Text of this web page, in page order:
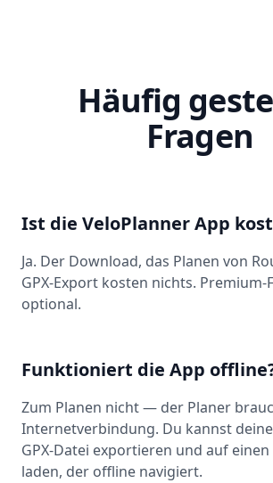
Häufig
Fragen
Ist die VeloPlanner App
Ja. Der Download, das Planen von
GPX-Export kosten nichts.
optional.
Funktioniert die App
Zum Planen nicht — der Planer
Internetverbindung. Du kannst
GPX-Datei exportieren und auf
laden, der offline navigiert.